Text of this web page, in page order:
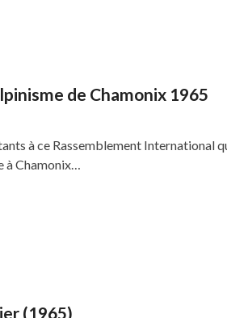
de Chamonix 1965
à ce Rassemblement International
à Chamonix…
(1965)